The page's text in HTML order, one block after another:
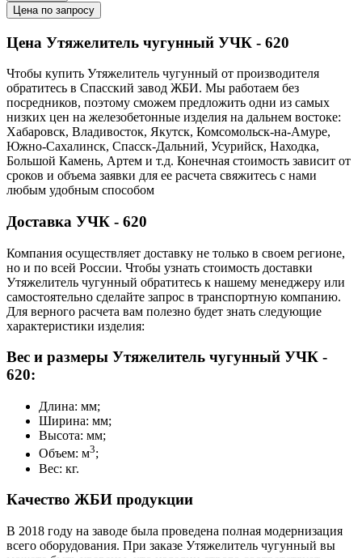
Цена по запросу
Цена Утяжелитель чугунный УЧК - 620
Чтобы купить Утяжелитель чугунный от производителя
обратитесь в Cпасский завод ЖБИ. Мы работаем без
посредников, поэтому сможем предложить одни из самых
низких цен на железобетонные изделия на дальнем востоке:
Хабаровск, Владивосток, Якутск, Комсомольск-на-Амуре,
Южно-Сахалинск, Спасск-Дальний, Усурийск, Находка,
Большой Камень, Артем и т.д. Конечная стоимость зависит от
сроков и объема заявки для ее расчета свяжитесь с нами
любым удобным способом
Доставка УЧК - 620
Компания осуществляет доставку не только в своем регионе,
но и по всей России. Чтобы узнать стоимость доставки
Утяжелитель чугунный обратитесь к нашему менеджеру или
самостоятельно сделайте запрос в транспортную компанию.
Для верного расчета вам полезно будет знать следующие
характеристики изделия:
Вес и размеры Утяжелитель чугунный УЧК -
620:
Длина: мм;
Ширина: мм;
Высота: мм;
Объем: м3;
Вес: кг.
Качество ЖБИ продукции
В 2018 году на заводе была проведена полная модернизация
всего оборудования. При заказе Утяжелитель чугунный вы